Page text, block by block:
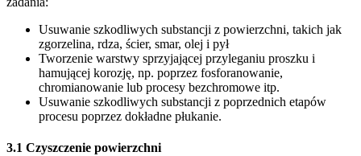
Usuwanie szkodliwych substancji z powierzchni, takich jak
zgorzelina, rdza, ścier, smar, olej i pył
Tworzenie warstwy sprzyjającej przyleganiu proszku i
hamującej korozję, np. poprzez fosforanowanie,
chromianowanie lub procesy bezchromowe itp.
Usuwanie szkodliwych substancji z poprzednich etapów
procesu poprzez dokładne płukanie.
3.1 Czyszczenie powierzchni